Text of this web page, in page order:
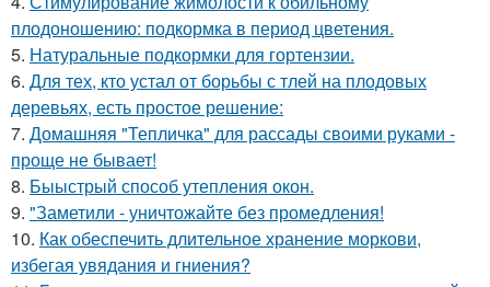
плодоношению: подкормка в период цветения.
5. Натуральные подкормки для гортензии.
6. Для тех, кто устал от борьбы с тлей на плодовых
деревьях, есть простое решение:
7. Домашняя "Тепличка" для рассады своими руками -
проще не бывает!
8. Быыстрый способ утепления окон.
9. "Заметили - уничтожайте без промедления!
10. Как обеспечить длительное хранение моркови,
избегая увядания и гниения?